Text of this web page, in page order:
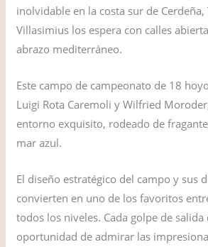
inolvidable en la costa sur de Cerdeña,
Villasimius los espera con calles
abrazo mediterráneo.
Este campo de campeonato de 18
Luigi Rota Caremoli y Wilfried
entorno exquisito, rodeado de
mar azul.
El diseño estratégico del campo y sus
convierten en uno de los favoritos
todos los niveles. Cada golpe de salida
oportunidad de admirar las